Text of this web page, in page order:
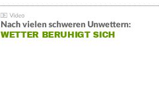
Nach vielen schweren Unwettern:
WETTER BERUHIGT SICH